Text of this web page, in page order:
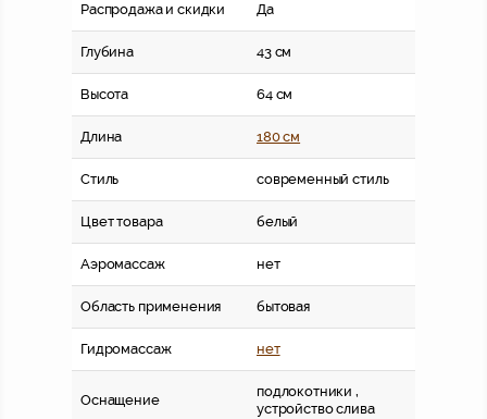
Распродажа и скидки Да
Глубина 43 см
Высота 64 см
Длина 180 см
Стиль современный стиль
Цвет товара белый
Аэромассаж нет
Область применения бытовая
Гидромассаж нет
Оснащение
подлокотники ,
устройство слива